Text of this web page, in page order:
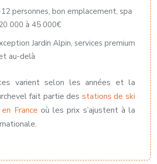
personnes, bon emplacement, spa
000 à 45 000€
Jardin Alpin, services premium
au-delà
varient selon les années et la
fait partie des stations de ski
France où les prix s’ajustent à la